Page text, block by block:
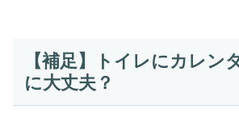
【補足】トイレにカレン
に大丈夫？